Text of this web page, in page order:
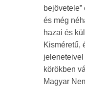
és még
hazai és
Kisméretű,
körökben
Magyar